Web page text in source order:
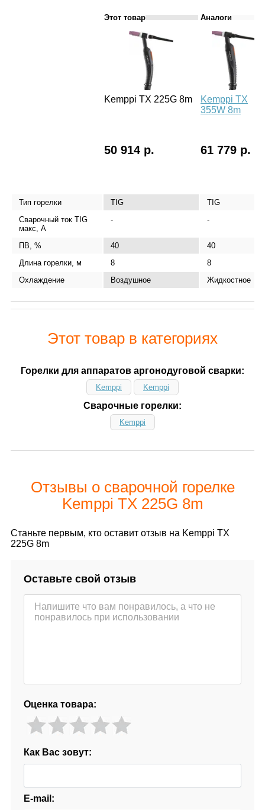
Этот товар Аналоги
Kemppi TX 225G 8m
Kemppi TX
355W 8m
50 914 р. 61 779 р.
Тип горелки TIG
TIG
Сварочный ток TIG
макс, А
- -
ПВ, % 40
40
Длина горелки, м
8
8
Охлаждение
Воздушное Жидкостное
Этот товар в категориях
Горелки для аппаратов аргонодуговой сварки:
Kemppi Kemppi
Сварочные горелки:
Kemppi
Отзывы о сварочной горелке
Kemppi TX 225G 8m
Станьте первым, кто оставит отзыв на Kemppi TX
225G 8m
Оставьте свой отзыв
Оценка товара:
Как Вас зовут:
E-mail: